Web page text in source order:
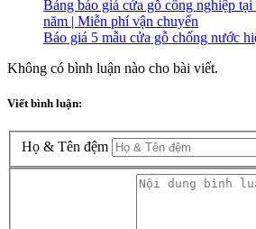
Bảng báo giá cửa gỗ công nghiệp
năm | Miễn phí vận chuyển
Báo giá 5 mẫu cửa gỗ chống nước
Không có bình luận nào cho bài viết.
Viết bình luận:
Họ & Tên đệm